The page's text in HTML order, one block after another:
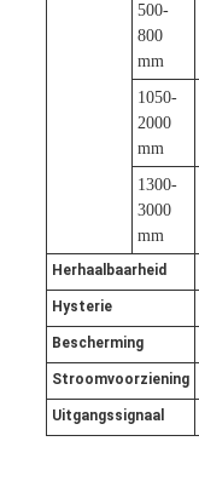
500-
800
mm
1050-
2000
mm
1300-
3000
mm
Herhaalbaarheid
Hysterie
Bescherming
Stroomvoorziening
Uitgangssignaal